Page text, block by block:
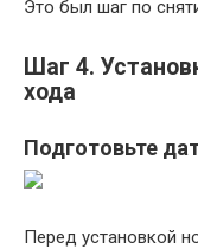
Это был шаг по
Шаг 4.
хода
Подготовьте
Перед установкой